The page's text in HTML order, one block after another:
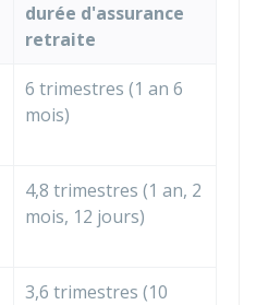
durée d'assurance
retraite
6 trimestres (1 an 6
mois)
4,8 trimestres (1 an, 2
mois, 12 jours)
3,6 trimestres (10